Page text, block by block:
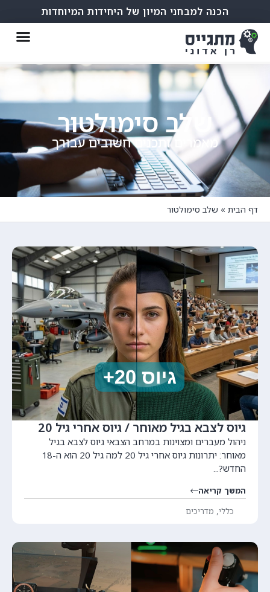
הכנה למבחני המיון של היחידות המיוחדות
שלב סימולטור
מאמרים ותכנים חשובים עבורך
דף הבית » שלב סימולטור
גיוס לצבא בגיל מאוחר / גיוס אחרי גיל 20
ניהול מעברים ומצוינות במרחב הצבאי גיוס לצבא בגיל
מאוחר: יתרונות גיוס אחרי גיל 20 למה גיל 20 הוא ה-18
החדש?...
המשך קריאה
כללי, מדריכים